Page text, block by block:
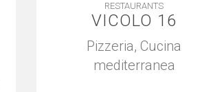
RESTAURANTS
VICOLO 16
Pizzeria, Cucina
mediterranea